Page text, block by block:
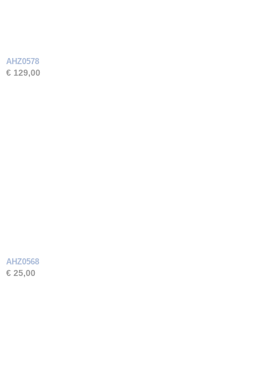
AHZ0578
€ 129,00
AHZ0568
€ 25,00